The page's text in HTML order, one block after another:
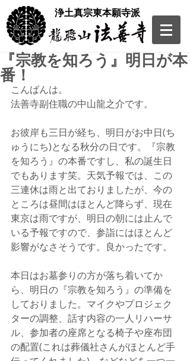
​浄土真宗東本願寺派
『宗教を知ろう』明日が本
番！
こんばんは。
法善寺副住職の中山龍之介です。
お彼岸も三日が経ち、明日がお中日(ち
ゅうにち)となる秋分の日です。『宗教
を知ろう』の本番ですし、私の誕生日
でもあります笑。天気予報では、この
三連休は雨と出ておりましたが、今の
ところは昼間はほとんど降らず、現在
東京は雨ですが、明日の朝には止んで
いる予報ですので、参詣にはほとんど
影響がなさそうです。良かったです。
本日はお墓参りの方が落ち着いてか
ら、明日の『宗教を知ろう』の準備を
しておりました。マイクやプロジェク
ターの調整、話す内容の一人リハーサ
ル、参加者の座席となる椅子や座布団
の配置(これは葬儀社さんがほとんど手